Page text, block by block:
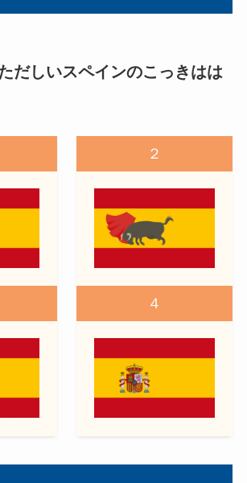
だしいスペインのこっきはは
２
４